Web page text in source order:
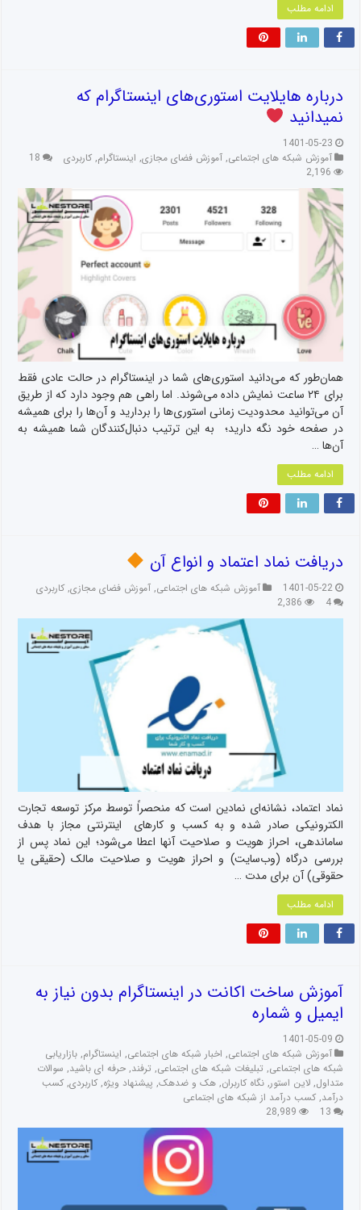
ادامه مطلب
درباره هایلایت استوری‌های اینستاگرام که
نمیدانید
1401-05-23
آموزش شبکه های اجتماعی, آموزش فضای مجازی, اینستاگرام, کاربردی
18
2,196
همان‌طور که می‌دانید استوری‌های شما در اینستاگرام در حالت عادی فقط
برای ۲۴ ساعت نمایش داده می‌شوند. اما راهی هم وجود دارد که از طریق
آن می‌توانید محدودیت زمانی استوری‌ها را بردارید و آن‌ها را برای همیشه
در صفحه خود نگه‌ دارید؛ به این ترتیب دنبال‌کنندگان شما همیشه به
آن‌ها …
ادامه مطلب
دریافت نماد اعتماد و انواع آن
1401-05-22 آموزش شبکه های اجتماعی, آموزش فضای مجازی, کاربردی
4
2,386
نماد اعتماد، نشانه‌ای نمادین است که منحصراً توسط مرکز توسعه تجارت
الکترونیکی صادر شده و به کسب و کارهای اینترنتی مجاز با هدف
ساماندهی، احراز هویت و صلاحیت آنها اعطا می‌شود؛ این نماد پس از
بررسی درگاه‌ (وب‌سایت) و احراز هویت و صلاحیت مالک (حقیقی یا
حقوقی) آن برای مدت …
ادامه مطلب
آموزش ساخت اکانت در اینستاگرام بدون نیاز به
ایمیل و شماره
1401-05-09
آموزش شبکه های اجتماعی, اخبار شبکه های اجتماعی, اینستاگرام, بازاریابی
شبکه های اجتماعی, تبلیغات شبکه های اجتماعی, ترفند, حرفه ای باشید, سوالات
متداول, لاین استور, نگاه کاربران, هک و ضدهک, پیشنهاد ویژه, کاربردی, کسب
درآمد, کسب درآمد از شبکه های اجتماعی
13
28,989